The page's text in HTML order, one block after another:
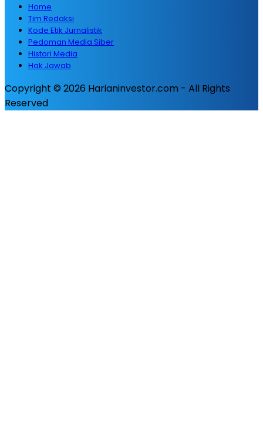
Home
Tim Redaksi
Kode Etik Jurnalistik
Pedoman Media Siber
Histori Media
Hak Jawab
Copyright © 2026 Harianinvestor.com - All Rights
Reserved